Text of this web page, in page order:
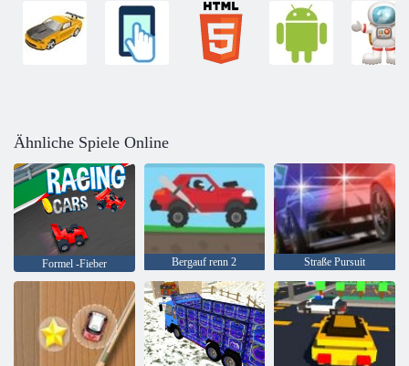
Ähnliche Spiele Online
Formel -Fieber Bergauf renn 2 Straße Pursuit